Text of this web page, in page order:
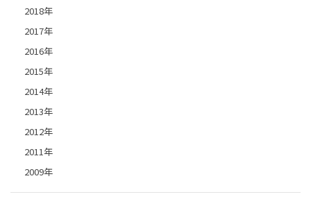
2018年
2017年
2016年
2015年
2014年
2013年
2012年
2011年
2009年